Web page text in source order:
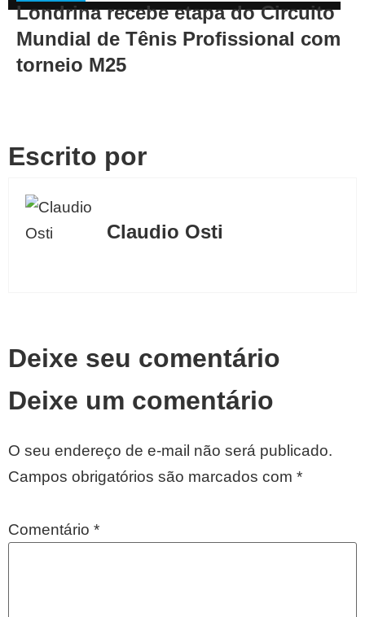
Londrina recebe etapa do Circuito
Mundial de Tênis Profissional com
torneio M25
Escrito por
Claudio Osti
Deixe seu comentário
Deixe um comentário
O seu endereço de e-mail não será publicado.
Campos obrigatórios são marcados com *
Comentário *